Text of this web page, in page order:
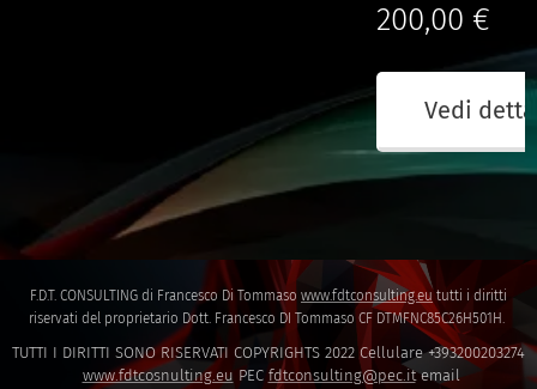
A
DALE
FISCA
LE E
DICHI
DI
SUCCE
SSION
200,00 €
Vedi
F.D.T. CONSULTING di Francesco Di Tommaso www.fdtconsulting.eututti i diritti
riservati del proprietario Dott. Francesco DI Tommaso CF DTMFNC85C26H501H.
TUTTI I DIRITTI SONO RISERVATI COPYRIGHTS 2022 Cellulare +393200203274
www.fdtcosnulting.eu PEC fdtconsulting@pec.itemail